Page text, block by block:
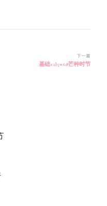
下一篇
基础s2l5w68芒种时节